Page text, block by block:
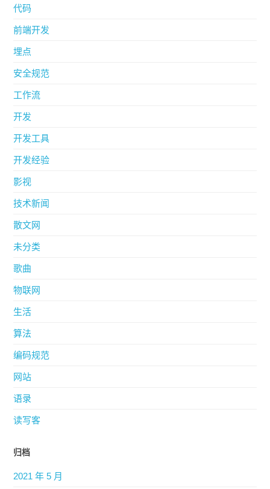
代码
前端开发
埋点
安全规范
工作流
开发
开发工具
开发经验
影视
技术新闻
散文网
未分类
歌曲
物联网
生活
算法
编码规范
网站
语录
读写客
归档
2021 年 5 月